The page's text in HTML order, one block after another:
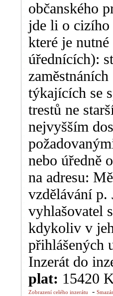
občanského
jde li o cizího
které je
úřednících):
týkajících se
trestů ne
nejvyšším
nebo úředně
na adresu:
vzdělávání p.
vyhlašovatel
kdykoliv v
přihlášených
Inzerát do
plat: 15420
Zobrazení celého inzerátu -